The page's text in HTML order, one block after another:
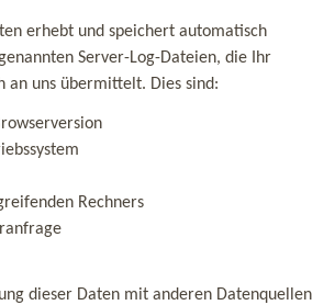
erhebt und speichert automatisch
Server-Log-Dateien, die Ihr
an uns übermittelt. Dies sind:
Rechners
dieser Daten mit anderen Datenquellen